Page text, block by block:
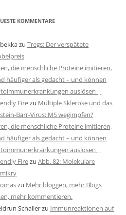
KOMMENTARE
zu Tregs: Der verspätete
die menschliche Proteine imitieren,
häufiger als gedacht – und können
auslösen |
Firezu Multiple Sklerose und das
Barr-Virus: MS wegimpfen?
die menschliche Proteine imitieren,
häufiger als gedacht – und können
auslösen |
Firezu Abb. 82: Molekulare
zu Mehr bloggen, mehr Blogs
mehr kommentieren.
Schallerzu Immunreaktionen auf